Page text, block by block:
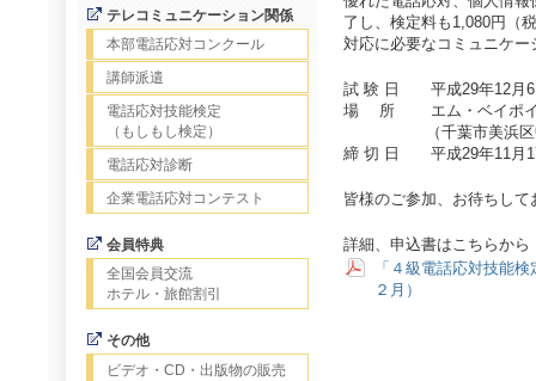
テレコミュニケーション関係
本部電話応対コンクール
講師派遣
電話応対技能検定
（もしもし検定）
電話応対診断
企業電話応対コンテスト
会員特典
全国会員交流
ホテル・旅館割引
その他
ビデオ・CD・出版物の販売
了し、検定料も1,080円（
対応に必要なコミュニケ
試 験 日 平成29年12月6
場 所 エム・ベイポイン
（千葉市美浜区中
締 切 日 平成29年11月
皆様のご参加、お待ちして
詳細、申込書はこちらから
「４級電話応対技能
２月）